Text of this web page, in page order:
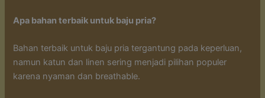
Apa bahan terbaik untuk baju pria?
Bahan terbaik untuk baju pria tergantung pada keperluan,
namun katun dan linen sering menjadi pilihan populer
karena nyaman dan breathable.